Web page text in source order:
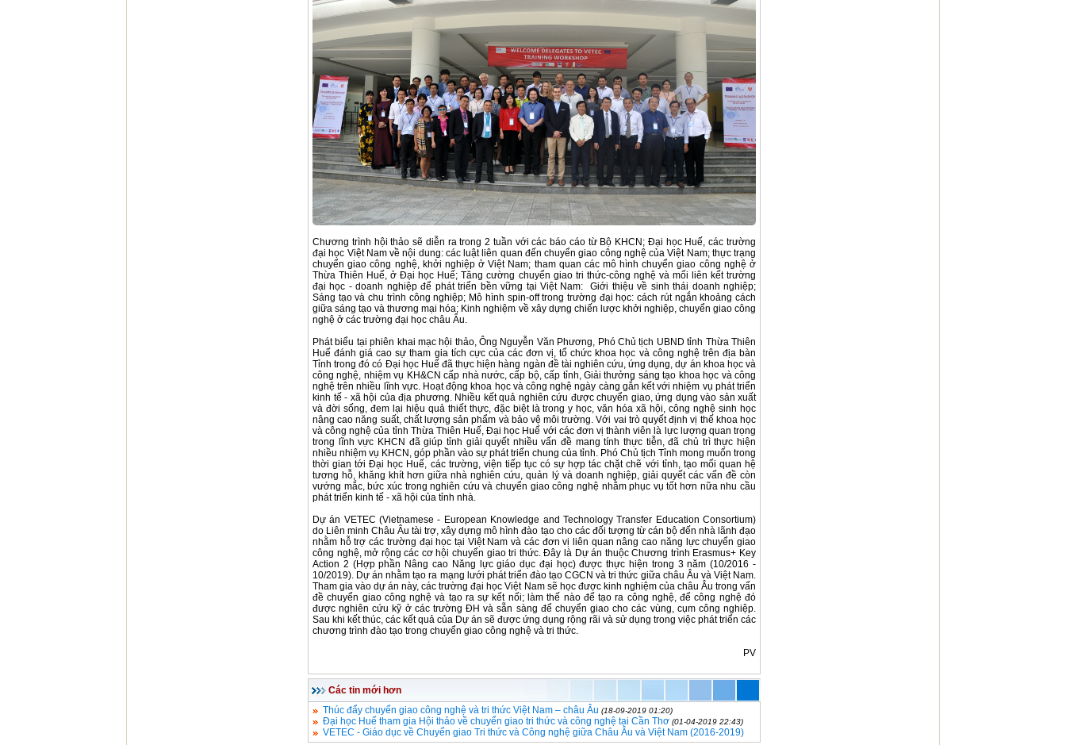
Chương trình hội thảo sẽ diễn ra trong 2 tuần với các báo cáo từ Bộ KHCN; Đại học Huế, các trường
đại học Việt Nam về nội dung: các luật liên quan đến chuyển giao công nghệ của Việt Nam; thực trạng
chuyển giao công nghệ, khởi nghiệp ở Việt Nam; tham quan các mô hình chuyển giao công nghệ ở
Thừa Thiên Huế, ở Đại học Huế; Tăng cường chuyển giao tri thức-công nghệ và mối liên kết trường
đại học - doanh nghiệp để phát triển bền vững tại Việt Nam: Giới thiệu về sinh thái doanh nghiệp;
Sáng tạo và chu trình công nghiệp; Mô hình spin-off trong trường đại học: cách rút ngắn khoảng cách
giữa sáng tạo và thương mại hóa; Kinh nghiệm về xây dựng chiến lược khởi nghiệp, chuyển giao công
nghệ ở các trường đại học châu Âu.
Phát biểu tại phiên khai mạc hội thảo, Ông Nguyễn Văn Phương, Phó Chủ tịch UBND tỉnh Thừa Thiên
Huế đánh giá cao sự tham gia tích cực của các đơn vị, tổ chức khoa học và công nghệ trên địa bàn
Tỉnh trong đó có Đại học Huế đã thực hiện hàng ngàn đề tài nghiên cứu, ứng dụng, dự án khoa học và
công nghệ, nhiệm vụ KH&CN cấp nhà nước, cấp bộ, cấp tỉnh, Giải thưởng sáng tạo khoa học và công
nghệ trên nhiều lĩnh vực. Hoạt động khoa học và công nghệ ngày càng gắn kết với nhiệm vụ phát triển
kinh tế - xã hội của địa phương. Nhiều kết quả nghiên cứu được chuyển giao, ứng dụng vào sản xuất
và đời sống, đem lại hiệu quả thiết thực, đặc biệt là trong y học, văn hóa xã hội, công nghệ sinh học
nâng cao năng suất, chất lượng sản phẩm và bảo vệ môi trường. Với vai trò quyết định vị thế khoa học
và công nghệ của tỉnh Thừa Thiên Huế, Đại học Huế với các đơn vị thành viên là lực lượng quan trọng
trong lĩnh vực KHCN đã giúp tỉnh giải quyết nhiều vấn đề mang tính thực tiễn, đã chủ trì thực hiện
nhiều nhiệm vụ KHCN, góp phần vào sự phát triển chung của tỉnh. Phó Chủ tịch Tỉnh mong muốn trong
thời gian tới Đại học Huế, các trường, viện tiếp tục có sự hợp tác chặt chẽ với tỉnh, tạo mối quan hệ
tương hỗ, khăng khít hơn giữa nhà nghiên cứu, quản lý và doanh nghiệp, giải quyết các vấn đề còn
vướng mắc, bức xúc trong nghiên cứu và chuyển giao công nghệ nhằm phục vụ tốt hơn nữa nhu cầu
phát triển kinh tế - xã hội của tỉnh nhà.
Dự án VETEC (Vietnamese - European Knowledge and Technology Transfer Education Consortium)
do Liên minh Châu Âu tài trợ, xây dựng mô hình đào tạo cho các đối tượng từ cán bộ đến nhà lãnh đạo
nhằm hỗ trợ các trường đại học tại Việt Nam và các đơn vị liên quan nâng cao năng lực chuyển giao
công nghệ, mở rộng các cơ hội chuyển giao tri thức. Đây là Dự án thuộc Chương trình Erasmus+ Key
Action 2 (Hợp phần Nâng cao Năng lực giáo dục đại học) được thực hiện trong 3 năm (10/2016 -
10/2019). Dự án nhằm tạo ra mạng lưới phát triển đào tạo CGCN và tri thức giữa châu Âu và Việt Nam.
Tham gia vào dự án này, các trường đại học Việt Nam sẽ học được kinh nghiệm của châu Âu trong vấn
đề chuyển giao công nghệ và tạo ra sự kết nối; làm thế nào để tạo ra công nghệ, để công nghệ đó
được nghiên cứu kỹ ở các trường ĐH và sẵn sàng để chuyển giao cho các vùng, cụm công nghiệp.
Sau khi kết thúc, các kết quả của Dự án sẽ được ứng dụng rộng rãi và sử dụng trong việc phát triển các
chương trình đào tạo trong chuyển giao công nghệ và tri thức.
PV
Các tin mới hơn
Thúc đẩy chuyển giao công nghệ và tri thức Việt Nam – châu Âu (18-09-2019 01:20)
Đại học Huế tham gia Hội thảo về chuyển giao tri thức và công nghệ tại Cần Thơ (01-04-2019 22:43)
VETEC - Giáo dục về Chuyển giao Tri thức và Công nghệ giữa Châu Âu và Việt Nam (2016-2019)